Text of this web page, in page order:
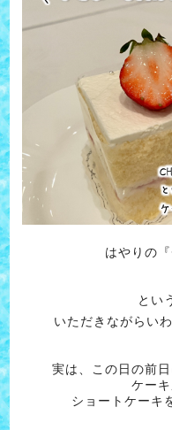
はやりの
とい
いただきながらい
実は、この日の前
ケー
ショートケーキ